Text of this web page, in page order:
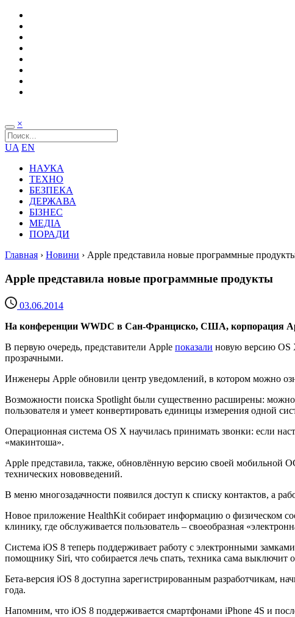
×
UA EN
НАУКА
ТЕХНО
БЕЗПЕКА
ДЕРЖАВА
БІЗНЕС
МЕДІА
ПОРАДИ
Главная › Новини › Apple представила новые программные
Apple представила новые программные продукты
03.06.2014
На конференции WWDC в Сан-Франциско, США, корпорация
В первую очередь, представители Apple показали новую версию OS
прозрачными.
Инженеры Apple обновили центр уведомлений, в котором можно
Возможности поиска Spotlight были существенно расширены:
пользователя и умеет конвертировать единицы измерения одной
Операционная система OS X научилась принимать звонки: если
«макинтоша».
Apple представила, также, обновлённую версию своей мобильной
технических нововведений.
В меню многозадачности появился доступ к списку контактов, а
Новое приложение HealthKit собирает информацию о физическом
клинику, где обслуживается пользователь – своеобразная
Система iOS 8 теперь поддерживает работу с электронными
помощнику Siri, что собирается лечь спать, техника сама выключит
Бета-версия iOS 8 доступна зарегистрированным разработчикам,
года.
Напомним, что iOS 8 поддерживается смартфонами iPhone 4S и